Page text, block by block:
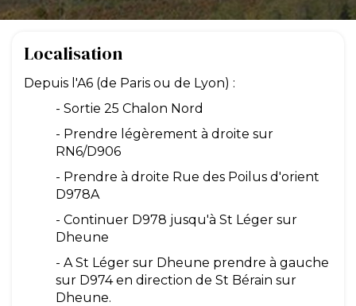
Localisation
Depuis l'A6 (de Paris ou de Lyon) :
- Sortie 25 Chalon Nord
- Prendre légèrement à droite sur
RN6/D906
- Prendre à droite Rue des Poilus d'orient
D978A
- Continuer D978 jusqu'à St Léger sur
Dheune
- A St Léger sur Dheune prendre à gauche
sur D974 en direction de St Bérain sur
Dheune.